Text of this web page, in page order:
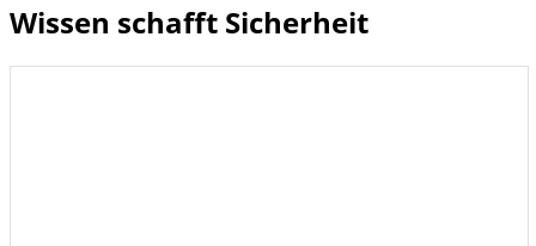
Wissen schafft Sicherheit